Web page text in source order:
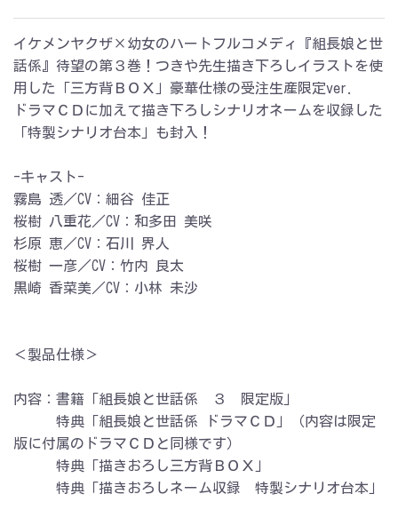
イケメンヤクザ×幼女のハートフルコメディ『組長娘と世
話係』待望の第３巻！つきや先生描き下ろしイラストを使
用した「三方背ＢＯＸ」豪華仕様の受注生産限定ver.
ドラマＣＤに加えて描き下ろしシナリオネームを収録した
「特製シナリオ台本」も封入！
-キャスト-
霧島 透／CV：細谷 佳正
桜樹 八重花／CV：和多田 美咲
杉原 恵／CV：石川 界人
桜樹 一彦／CV：竹内 良太
黒崎 香菜美／CV：小林 未沙
＜製品仕様＞
内容：書籍「組長娘と世話係 ３ 限定版」
特典「組長娘と世話係 ドラマＣＤ」（内容は限定
版に付属のドラマＣＤと同様です）
特典「描きおろし三方背ＢＯＸ」
特典「描きおろしネーム収録 特製シナリオ台本」